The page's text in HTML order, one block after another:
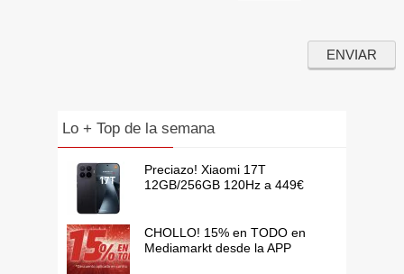
Lo + Top de la semana
Preciazo! Xiaomi 17T
12GB/256GB 120Hz a 449€
CHOLLO! 15% en TODO en
Mediamarkt desde la APP